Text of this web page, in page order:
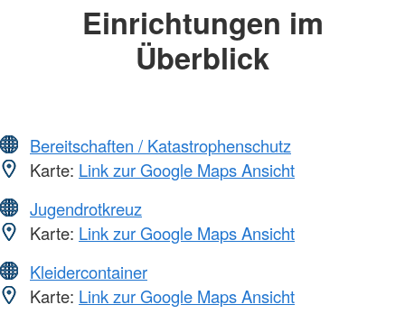
Einrichtungen im
Überblick
Bereitschaften / Katastrophenschutz
Karte: Link zur Google Maps Ansicht
Jugendrotkreuz
Karte: Link zur Google Maps Ansicht
Kleidercontainer
Karte: Link zur Google Maps Ansicht